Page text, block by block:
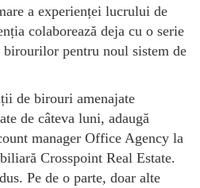
a experienței lucrului de
colaborează deja cu o serie
birourilor pentru noul sistem de
de birouri amenajate
de câteva luni, adaugă
manager Office Agency la
Crosspoint Real Estate.
Pe de o parte, doar alte